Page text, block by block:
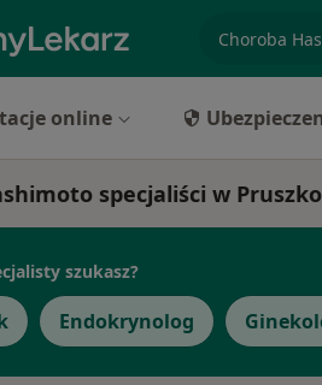
online
specjaliści w
szukasz?
Endokrynolog